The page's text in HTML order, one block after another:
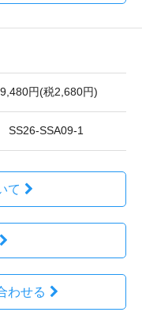
円(税2,680円)
SS26-SSA09-1
て
わせる